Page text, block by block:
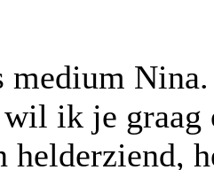
ik je graag
helderziend,